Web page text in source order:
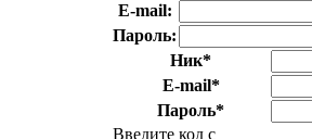
E-mail:
Пароль:
Ник*
E-mail*
Пароль*
Введите код с